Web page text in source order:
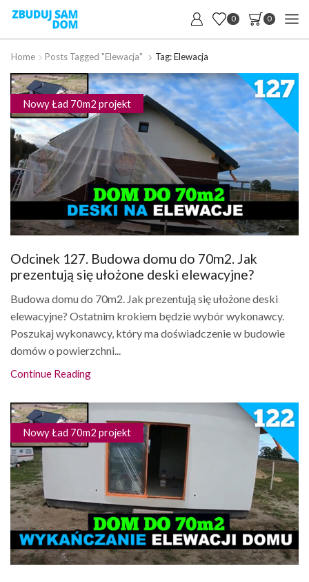
0 0
Home Posts Tagged "elewacja" Tag: Elewacja
Nowy Ład 70m2 projekt
Odcinek 127. Budowa domu do 70m2. Jak
prezentują się ułożone deski elewacyjne?
Budowa domu do 70m2. Jak prezentują się ułożone deski
elewacyjne? Ostatnim krokiem będzie wybór wykonawcy.
Poszukaj wykonawcy, który ma doświadczenie w budowie
domów o powierzchni...
Continue Reading
Nowy Ład 70m2 projekt